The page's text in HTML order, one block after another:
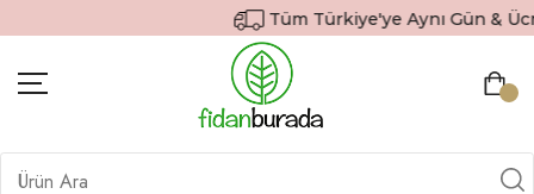
Tüm Türkiye'ye Aynı Gün &
BITKILER